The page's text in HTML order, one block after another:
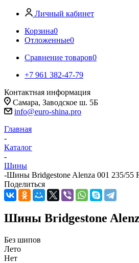
Личный кабинет
Корзина0
Отложенные0
Сравнение товаров0
+7 961 382-47-79
Контактная информация
Самара, Заводское ш. 5Б
info@euro-shina.pro
Главная
-
Каталог
-
Шины
-Шины Bridgestone Alenza 001 235/55
Поделиться
Шины Bridgestone
Без шипов
Лето
Нет